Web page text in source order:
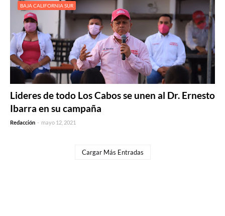
BAJA CALIFORNIA SUR
Lideres de todo Los Cabos se unen al Dr. Ernesto
Ibarra en su campaña
Redacción - mayo 12, 2021
Cargar Más Entradas